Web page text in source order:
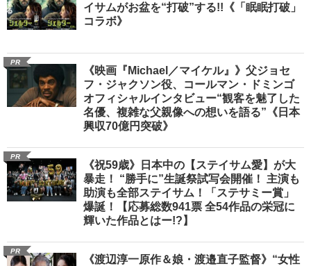
イサムがお盆を“打破”する!!《「眠眠打破」
コラボ》
PR
《映画『Michael／マイケル』》父ジョセ
フ・ジャクソン役、コールマン・ドミンゴ
オフィシャルインタビュー“観客を魅了した
名優、複雑な父親像への想いを語る”《日本
興収70億円突破》
PR
《祝59歳》日本中の【ステイサム愛】が大
暴走！ “勝手に”生誕祭試写会開催！ 主演も
助演も全部ステイサム！「ステサミー賞」
爆誕！【応募総数941票 全54作品の栄冠に
輝いた作品とはー!?】
PR
《渡辺淳一原作＆娘・渡邉直子監督》“女性